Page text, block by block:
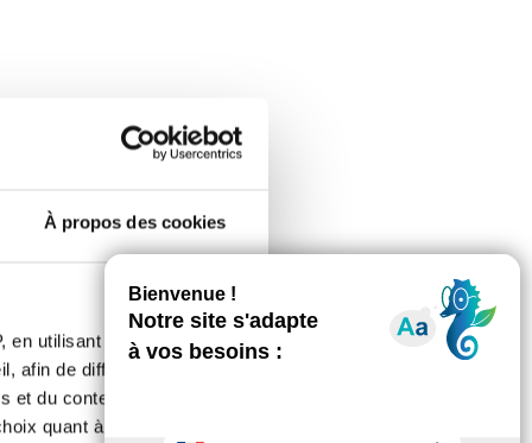
À propos des cookies
en utilisant des
afin de diffuser des
du contenu, ainsi que de
quant à l'utilisation de